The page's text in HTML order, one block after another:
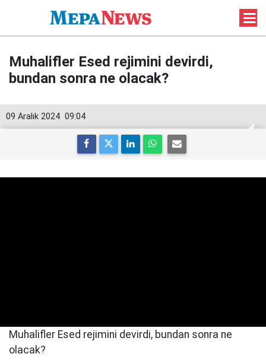
Muhalifler Esed rejimini devirdi,
bundan sonra ne olacak?
09:04
09 Aralık 2024
Muhalifler Esed rejimini devirdi, bundan sonra ne
olacak?